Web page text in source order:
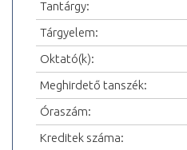
Tantárgy:
Tárgyelem:
Oktató(k):
Meghirdető tanszék:
Óraszám:
Kreditek száma: